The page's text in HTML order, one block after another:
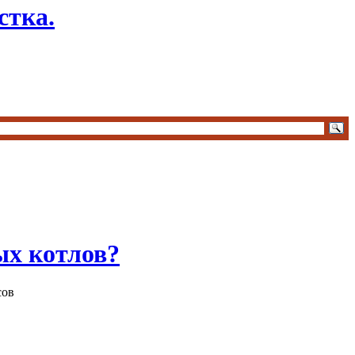
котлов?